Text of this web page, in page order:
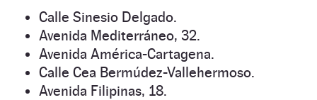
Calle Sinesio Delgado.
Avenida Mediterráneo, 32.
Avenida América-Cartagena.
Calle Cea Bermúdez-Vallehermoso.
Avenida Filipinas, 18.